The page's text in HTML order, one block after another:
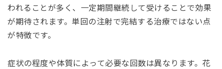
われることが多く、一定期間継続して受けることで効果
が期待されます。単回の注射で完結する治療ではない点
が特徴です。
症状の程度や体質によって必要な回数は異なります。花